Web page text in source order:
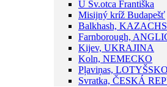
U Sv.otca Františka
Misijný kríž Budapešť
Balkhash,
Farnborough,
Kijev, UKRAJINA
Koln, NEMECKO
Pļaviņas, LOTYŠSKO
Svratka, ČESKÁ